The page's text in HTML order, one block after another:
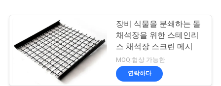
장비 식물을 분쇄하는 돌
채석장을 위한 스테인리
스 채석장 스크린 메시
MOQ:협상 가능한
연락하다